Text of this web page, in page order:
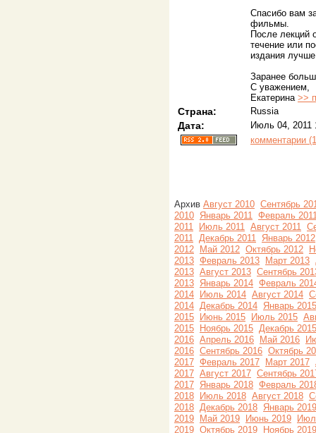
Спасибо вам
фильмы.
После лекций
течение или
издания
Заранее
С уважением,
Екатерина >>
Страна: Russia
Дата:
Июль 04, 2011
комментарии
Архив Август 2010 Сентябрь
2010 Январь 2011 Февраль
2011
Июль 2011 Август 2011
2011 Декабрь 2011 Январь 2012
2012
Май 2012 Октябрь 2012
2013 Февраль 2013 Март 2013
2013 Август 2013 Сентябрь
2013 Январь 2014 Февраль
2014
Июль 2014 Август 2014
2014 Декабрь 2014 Январь 2015
2015
Июнь 2015 Июль 2015
2015
Ноябрь 2015 Декабрь 2015
2016 Апрель 2016 Май 2016
2016 Сентябрь 2016 Октябрь
2017 Февраль 2017 Март 2017
2017 Август 2017 Сентябрь
2017 Январь 2018 Февраль
2018
Июль 2018 Август 2018
2018 Декабрь 2018 Январь 2019
2019
Май 2019 Июнь 2019
2019 Октябрь 2019
Ноябрь 2019